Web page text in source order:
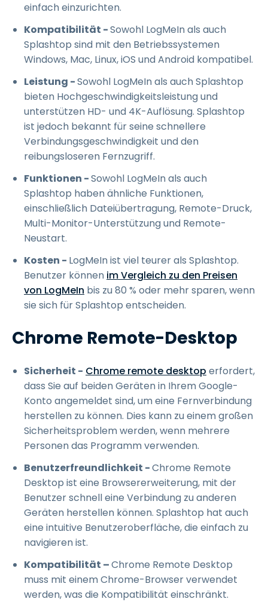
einfach einzurichten.
Kompatibilität -Sowohl LogMeIn als auch
Splashtop sind mit den Betriebssystemen
Windows, Mac, Linux, iOS und Android kompatibel.
Leistung -Sowohl LogMeIn als auch Splashtop
bieten Hochgeschwindigkeitsleistung und
unterstützen HD- und 4K-Auflösung. Splashtop
ist jedoch bekannt für seine schnellere
Verbindungsgeschwindigkeit und den
reibungsloseren Fernzugriff.
Funktionen -Sowohl LogMeIn als auch
Splashtop haben ähnliche Funktionen,
einschließlich Dateiübertragung, Remote-Druck,
Multi-Monitor-Unterstützung und Remote-
Neustart.
Kosten - LogMeIn ist viel teurer als Splashtop.
Benutzer können im Vergleich zu den Preisen
von LogMeIn bis zu 80 % oder mehr sparen, wenn
sie sich für Splashtop entscheiden.
Chrome Remote-Desktop
Sicherheit - Chrome remote desktop erfordert,
dass Sie auf beiden Geräten in Ihrem Google-
Konto angemeldet sind, um eine Fernverbindung
herstellen zu können. Dies kann zu einem großen
Sicherheitsproblem werden, wenn mehrere
Personen das Programm verwenden.
Benutzerfreundlichkeit -Chrome Remote
Desktop ist eine Browsererweiterung, mit der
Benutzer schnell eine Verbindung zu anderen
Geräten herstellen können. Splashtop hat auch
eine intuitive Benutzeroberfläche, die einfach zu
navigieren ist.
Kompatibilität –Chrome Remote Desktop
muss mit einem Chrome-Browser verwendet
werden, was die Kompatibilität einschränkt.